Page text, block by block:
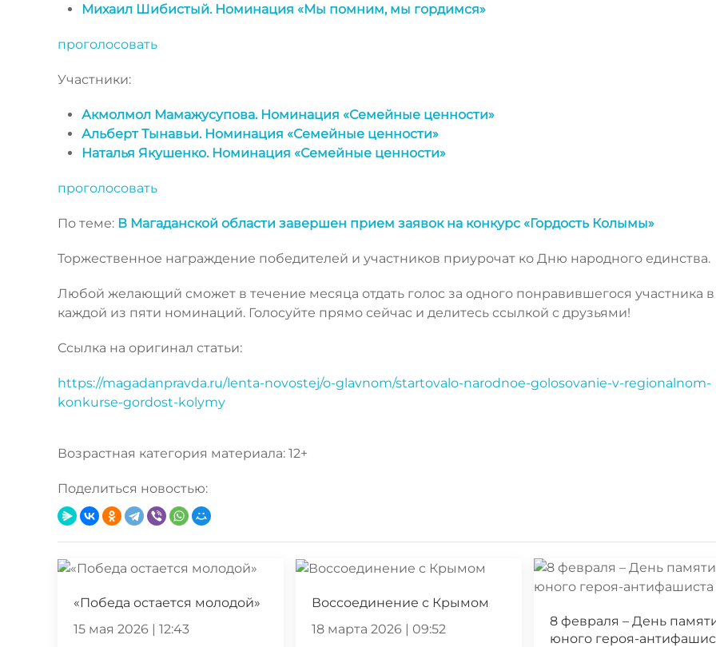
Михаил Шибистый. Номинация «Мы помним, мы гордимся»
проголосовать
Участники:
Акмолмол Мамажусупова. Номинация «Семейные ценности»
Альберт Тынавьи. Номинация «Семейные ценности»
Наталья Якушенко. Номинация «Семейные ценности»
проголосовать
По теме: В Магаданской области завершен прием заявок на конкурс «Гордость Колымы»
Торжественное награждение победителей и участников приурочат ко Дню народного единства.
Любой желающий сможет в течение месяца отдать голос за одного понравившегося участника в
каждой из пяти номинаций. Голосуйте прямо сейчас и делитесь ссылкой с друзьями!
Ссылка на оригинал статьи:
https://magadanpravda.ru/lenta-novostej/o-glavnom/startovalo-narodnoe-golosovanie-v-regionalnom-
konkurse-gordost-kolymy
Возрастная категория материала: 12+
Поделиться новостью:
«Победа остается молодой»
15 мая 2026 | 12:43
Воссоединение с Крымом
18 марта 2026 | 09:52
8 февраля – День
юного героя-